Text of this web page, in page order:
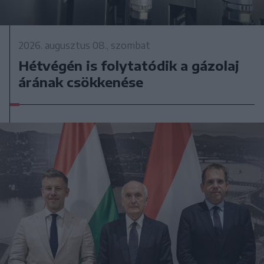
2026. augusztus 08., szombat
Hétvégén is folytatódik a gázolaj
árának csökkenése